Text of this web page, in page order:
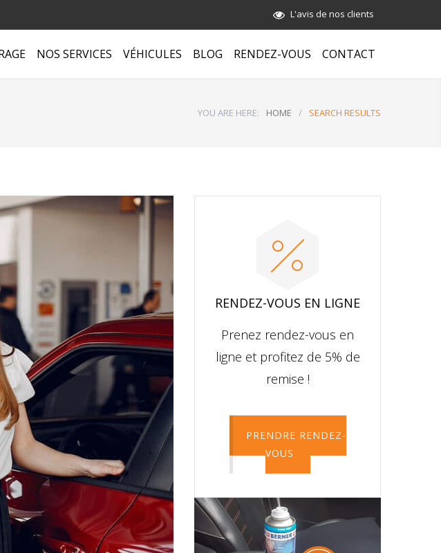
L'avis de nos clients
NOS SERVICES VÉHICULES BLOG RENDEZ-VOUS CONTACT
YOU ARE HERE: HOME / SEARCH RESULTS
RENDEZ-VOUS EN LIGNE
Prenez rendez-vous en
ligne et profitez de 5% de
remise !
PRENDRE RENDEZ-
VOUS